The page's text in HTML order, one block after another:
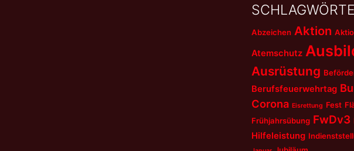
Abzeichen Aktion
Atemschutz
Ausrüstung
Berufsfeuerwehrtag
Corona Eisrettung Fest
Frühjahrsübung FwDv3
Hilfeleistung